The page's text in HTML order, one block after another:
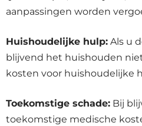
aanpassingen worden
Huishoudelijke hulp: Als u
blijvend het huishouden
kosten voor huishoudelijke
Toekomstige schade: Bij
toekomstige medische